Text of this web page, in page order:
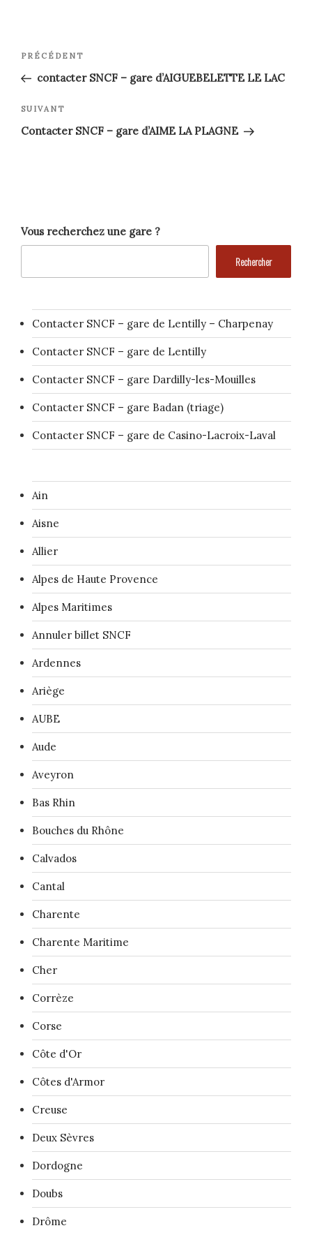
Navigation
de
l’article
Article
précédent
PRÉCÉDENT
contacter SNCF – gare d’AIGUEBELETTE LE LAC
Article
suivant
SUIVANT
Contacter SNCF – gare d’AIME LA PLAGNE
Vous recherchez une gare ?
Rechercher
Contacter SNCF – gare de Lentilly – Charpenay
Contacter SNCF – gare de Lentilly
Contacter SNCF – gare Dardilly-les-Mouilles
Contacter SNCF – gare Badan (triage)
Contacter SNCF – gare de Casino-Lacroix-Laval
Ain
Aisne
Allier
Alpes de Haute Provence
Alpes Maritimes
Annuler billet SNCF
Ardennes
Ariège
AUBE
Aude
Aveyron
Bas Rhin
Bouches du Rhône
Calvados
Cantal
Charente
Charente Maritime
Cher
Corrèze
Corse
Côte d'Or
Côtes d'Armor
Creuse
Deux Sèvres
Dordogne
Doubs
Drôme